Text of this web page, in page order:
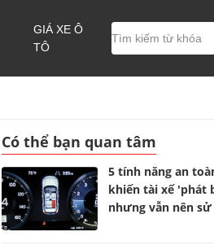
GIÁ XE Ô
TÔ
Có thể bạn quan tâm
5 tính năng an
khiến tài xế 'phát
nhưng vẫn nên